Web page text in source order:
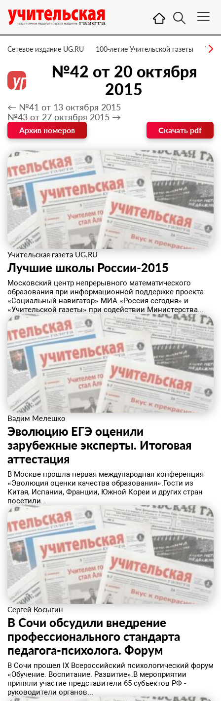
Сетевое издание UG.RU 100-летие Учительской газеты УГ –
№42 от 20 октября
2015
← №41 от 13 октября 2015
№43 от 27 октября 2015 →
Архив номеров Скачать pdf
Учительская газета UG.RU
Лучшие школы России-2015
Московский центр непрерывного математического
образования при информационной поддержке проекта
«Социальный навигатор» МИА «Россия сегодня» и
«Учительской газеты» при содействии Министерства...
Вадим Мелешко
Эволюцию ЕГЭ оценили
зарубежные эксперты. Итоговая
аттестация
В Москве прошла первая международная конференция
«Эволюция оценки качества образования».Гости из
Китая, Испании, Франции, Южной Кореи и других стран
посетили...
Сергей Косыгин
В Сочи обсудили внедрение
профессионального стандарта
педагога-психолога. Форум
В Сочи прошел IX Всероссийский психологический форум
«Обучение. Воспитание. Развитие».В мероприятии
приняли участие представители 65 субъектов РФ -
руководители органов...